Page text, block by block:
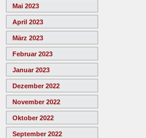
Mai 2023
April 2023
März 2023
Februar 2023
Januar 2023
Dezember 2022
November 2022
Oktober 2022
September 2022